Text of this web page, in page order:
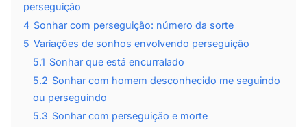
perseguição
4 Sonhar com perseguição: número da sorte
5 Variações de sonhos envolvendo perseguição
5.1 Sonhar que está encurralado
5.2 Sonhar com homem desconhecido me seguindo
ou perseguindo
5.3 Sonhar com perseguição e morte